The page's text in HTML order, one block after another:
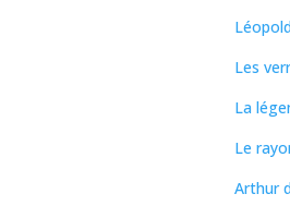
Les
La
Le
Arthur